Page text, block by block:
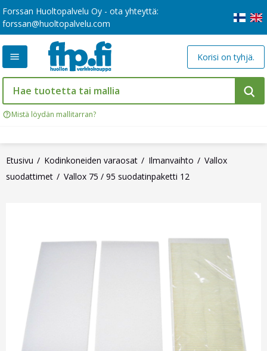
Forssan Huoltopalvelu Oy - ota yhteyttä:
forssan@huoltopalvelu.com
Mistä löydän mallitarran?
Korisi on tyhjä.
Etusivu Kodinkoneiden varaosat Ilmanvaihto
Vallox
suodattimet
Vallox 75 / 95 suodatinpaketti 12